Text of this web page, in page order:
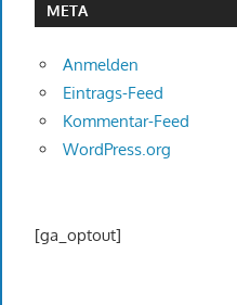
META
Anmelden
Eintrags-Feed
Kommentar-Feed
WordPress.org
[ga_optout]